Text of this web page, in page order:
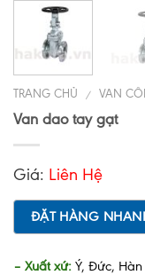
TRANG CHỦ / VAN
Van dao tay gạt
Giá: Liên Hệ
ĐẶT HÀNG
– Xuất xứ: Ý, Đức,